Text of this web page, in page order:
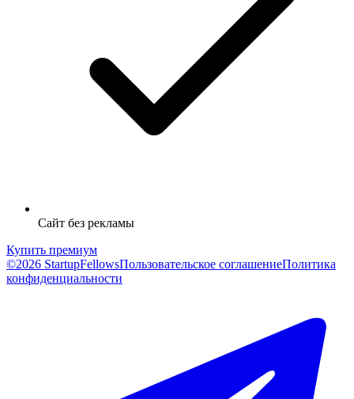
Сайт без рекламы
Купить премиум
©2026 StartupFellowsПользовательское соглашениеПолитика
конфиденциальности